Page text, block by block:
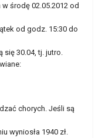
środę 02.05.2012 od
od godz. 15:30 do
się 30.04, tj. jutro.
chorych. Jeśli są
wyniosła 1940 zł.